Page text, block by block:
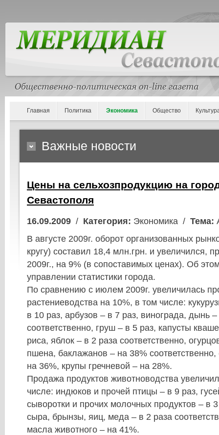
Главная Политика Экономика Общество
Важные новости
Цены на сельхозпродукцию на
Севастополя
16.09.2009 / Категория: Экономика / Тема:
В августе 2009г. оборот организованных
кругу) составил 18,4 млн.грн. и увеличился,
2009г., на 9% (в сопоставимых ценах). Об
управлении статистики города.
По сравнению с июлем 2009г. увеличилась
растениеводства на 10%, в том числе:
в 10 раз, арбузов – в 7 раз, винограда, дынь –
соответственно, груш – в 5 раз, капусты
риса, яблок – в 2 раза соответственно,
пшена, баклажанов – на 38%
на 36%, крупы гречневой – на 28%.
Продажа продуктов животноводства
числе: индюков и прочей птицы – в 9 раз,
сыворотки и прочих молочных продуктов – в
сыра, брынзы, яиц, меда – в 2 раза
масла животного – на 41%.